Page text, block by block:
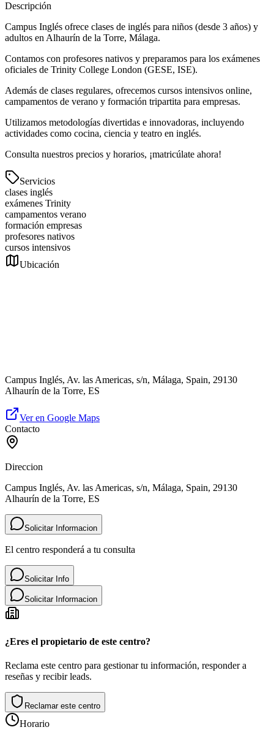
Descripción
Campus Inglés ofrece clases de inglés para niños (desde 3 años) y
adultos en Alhaurín de la Torre, Málaga.
Contamos con profesores nativos y preparamos para los exámenes
oficiales de Trinity College London (GESE, ISE).
Además de clases regulares, ofrecemos cursos intensivos online,
campamentos de verano y formación tripartita para empresas.
Utilizamos metodologías divertidas e innovadoras, incluyendo
actividades como cocina, ciencia y teatro en inglés.
Consulta nuestros precios y horarios, ¡matricúlate ahora!
Servicios
clases inglés
exámenes Trinity
campamentos verano
formación empresas
profesores nativos
cursos intensivos
Ubicación
Campus Inglés, Av. las Americas, s/n, Málaga, Spain, 29130
Alhaurín de la Torre, ES
Ver en Google Maps
Contacto
Direccion
Campus Inglés, Av. las Americas, s/n, Málaga, Spain, 29130
Alhaurín de la Torre, ES
Solicitar Informacion
El centro responderá a tu consulta
Solicitar Info
Solicitar Informacion
¿Eres el propietario de este centro?
Reclama este centro para gestionar tu información, responder a
reseñas y recibir leads.
Reclamar este centro
Horario